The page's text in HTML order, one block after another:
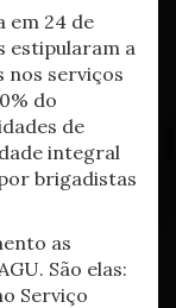
em 24 de
estipularam a
nos serviços
do
de
integral
brigadistas
as
São elas:
Serviço